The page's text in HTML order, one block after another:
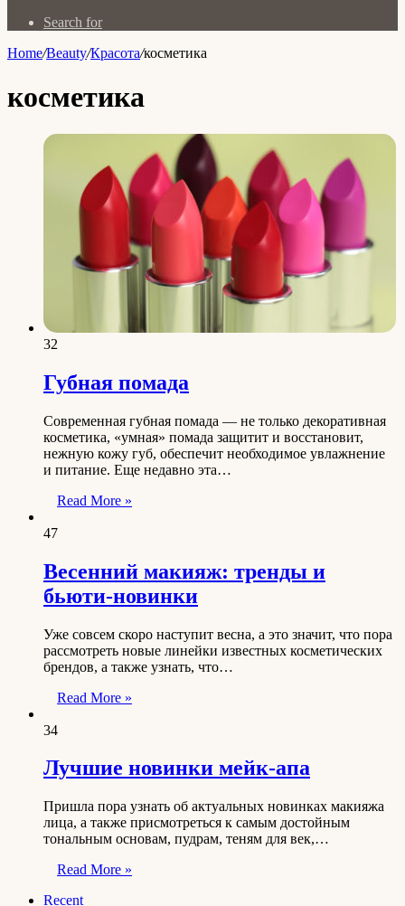
Search for
Home/Beauty/Красота/косметика
косметика
32
Губная помада
Современная губная помада — не только декоративная
косметика, «умная» помада защитит и восстановит,
нежную кожу губ, обеспечит необходимое увлажнение
и питание. Еще недавно эта…
Read More »
47
Весенний макияж: тренды и
бьюти-новинки
Уже совсем скоро наступит весна, а это значит, что пора
рассмотреть новые линейки известных косметических
брендов, а также узнать, что…
Read More »
34
Лучшие новинки мейк-апа
Пришла пора узнать об актуальных новинках макияжа
лица, а также присмотреться к самым достойным
тональным основам, пудрам, теням для век,…
Read More »
Recent